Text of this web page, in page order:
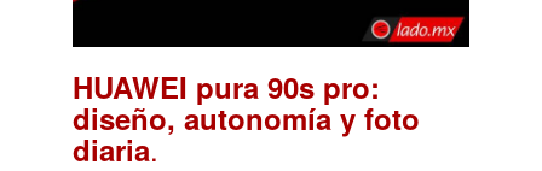
HUAWEI pura 90s pro:
diseño, autonomía y foto
diaria.